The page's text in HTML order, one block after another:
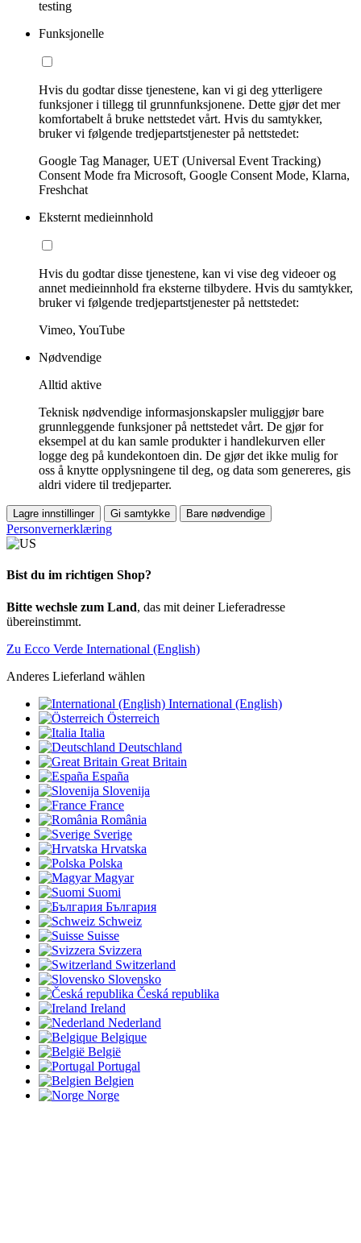
testing
Funksjonelle
Hvis du godtar disse tjenestene, kan vi gi deg ytterligere
funksjoner i tillegg til grunnfunksjonene. Dette gjør det mer
komfortabelt å bruke nettstedet vårt. Hvis du samtykker,
bruker vi følgende tredjepartstjenester på nettstedet:
Google Tag Manager, UET (Universal Event Tracking)
Consent Mode fra Microsoft, Google Consent Mode, Klarna,
Freshchat
Eksternt medieinnhold
Hvis du godtar disse tjenestene, kan vi vise deg videoer og
annet medieinnhold fra eksterne tilbydere. Hvis du samtykker,
bruker vi følgende tredjepartstjenester på nettstedet:
Vimeo, YouTube
Nødvendige
Alltid aktive
Teknisk nødvendige informasjonskapsler muliggjør bare
grunnleggende funksjoner på nettstedet vårt. De gjør for
eksempel at du kan samle produkter i handlekurven eller
logge deg på kundekontoen din. De gjør det ikke mulig for
oss å knytte opplysningene til deg, og data som genereres, gis
aldri videre til tredjeparter.
Lagre innstillinger Gi samtykke Bare nødvendige
Personvernerklæring
Bist du im richtigen Shop?
Bitte wechsle zum Land, das mit deiner Lieferadresse
übereinstimmt.
Zu Ecco Verde International (English)
Anderes Lieferland wählen
International (English)
Österreich
Italia
Deutschland
Great Britain
España
Slovenija
France
România
Sverige
Hrvatska
Polska
Magyar
Suomi
България
Schweiz
Suisse
Svizzera
Switzerland
Slovensko
Česká republika
Ireland
Nederland
Belgique
België
Portugal
Belgien
Norge